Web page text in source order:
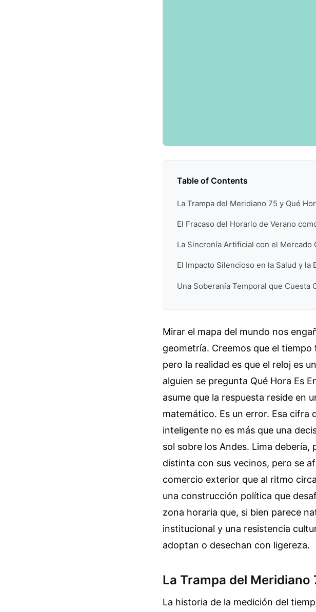
Table of Contents
La Trampa del Meridiano 75 y Qué
El Fracaso del Horario de Verano
La Sincronía Artificial con el Mercado
El Impacto Silencioso en la Salud y la
Una Soberanía Temporal que Cuesta
Mirar el mapa del mundo nos
geometría. Creemos que el
pero la realidad es que el reloj es
alguien se pregunta Qué Hora Es
asume que la respuesta reside en
matemático. Es un error. Esa cifra
inteligente no es más que una
sol sobre los Andes. Lima
distinta con sus vecinos, pero se
comercio exterior que al ritmo
una construcción política que
zona horaria que, si bien parece
institucional y una resistencia
adoptan o desechan con ligereza.
La Trampa del Meridiano
La historia de la medición del